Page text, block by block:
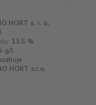
HORT s. r. o.
13,5 %
g/l
HORT s.r.o.